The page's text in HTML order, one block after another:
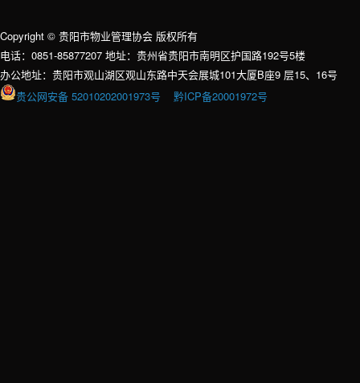
Copyright © 贵阳市物业管理协会 版权所有
电话：0851-85877207 地址：贵州省贵阳市南明区护国路192号5楼
办公地址：贵阳市观山湖区观山东路中天会展城101大厦B座9 层15、16号
贵公网安备 52010202001973号
黔ICP备20001972号